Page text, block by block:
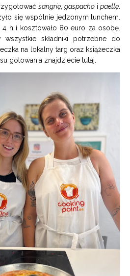
sangrię, gaspacho i paellę
się wspólnie jedzonym lunchem.
4 h i kosztowało 80 euro za osobę.
składniki potrzebne do
na lokalny targ oraz książeczka
gotowania znajdziecie tutaj